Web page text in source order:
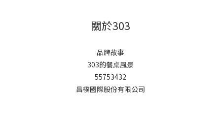
關於303
品牌故事
303的餐桌風景
55753432
昌樸國際股份有限公司